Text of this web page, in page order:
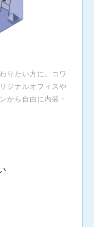
りたい方に。コワ
ジナルオフィスや
から自由に内装・